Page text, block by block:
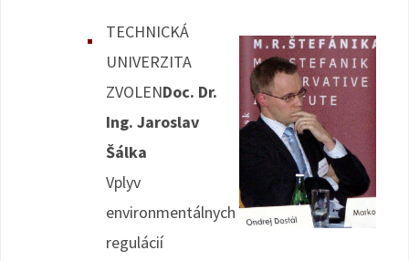
TECHNICKÁ
UNIVERZITA
ZVOLENDoc. Dr.
Ing. Jaroslav
Šálka
Vplyv
environmentálnych
regulácií